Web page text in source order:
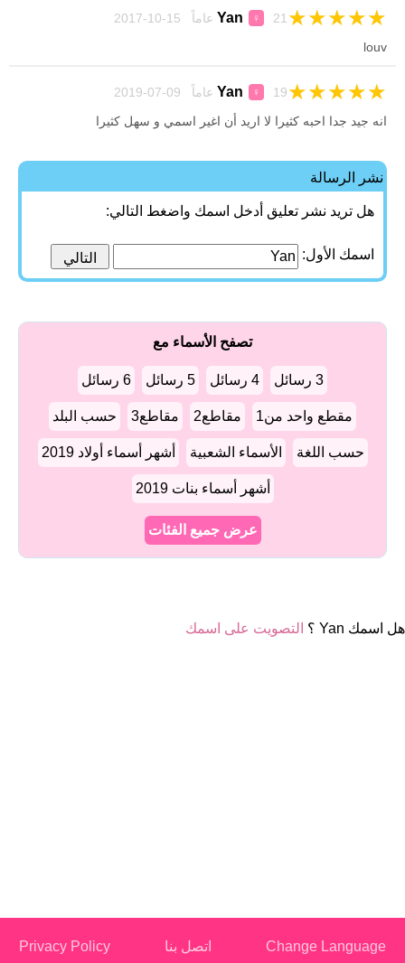
Yan ♀ 21 عاماً 15-10-2017 ★
★
★
★
★
louv
Yan ♀ 19 عاماً 09-07-2019 ★
★
★
★
★
انه جيد جدا احبه كثيرا لا اريد أن اغير اسمي و سهل كثيرا
نشر الرسالة
هل تريد نشر تعليق أدخل اسمك واضغط التالي:
اسمك الأول:
تصفح الأسماء مع
3 رسائل 4 رسائل 5 رسائل 6 رسائل
مقطع واحد من1 مقاطع2 مقاطع3 حسب البلد
حسب اللغة الأسماء الشعبية أشهر أسماء أولاد 2019
أشهر أسماء بنات 2019
عرض جميع الفئات
هل اسمك Yan ؟ التصويت على اسمك
Change Language اتصل بنا Privacy Policy